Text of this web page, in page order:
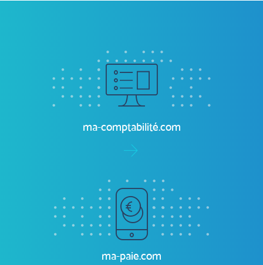
ma-paie.com
Facture électronique